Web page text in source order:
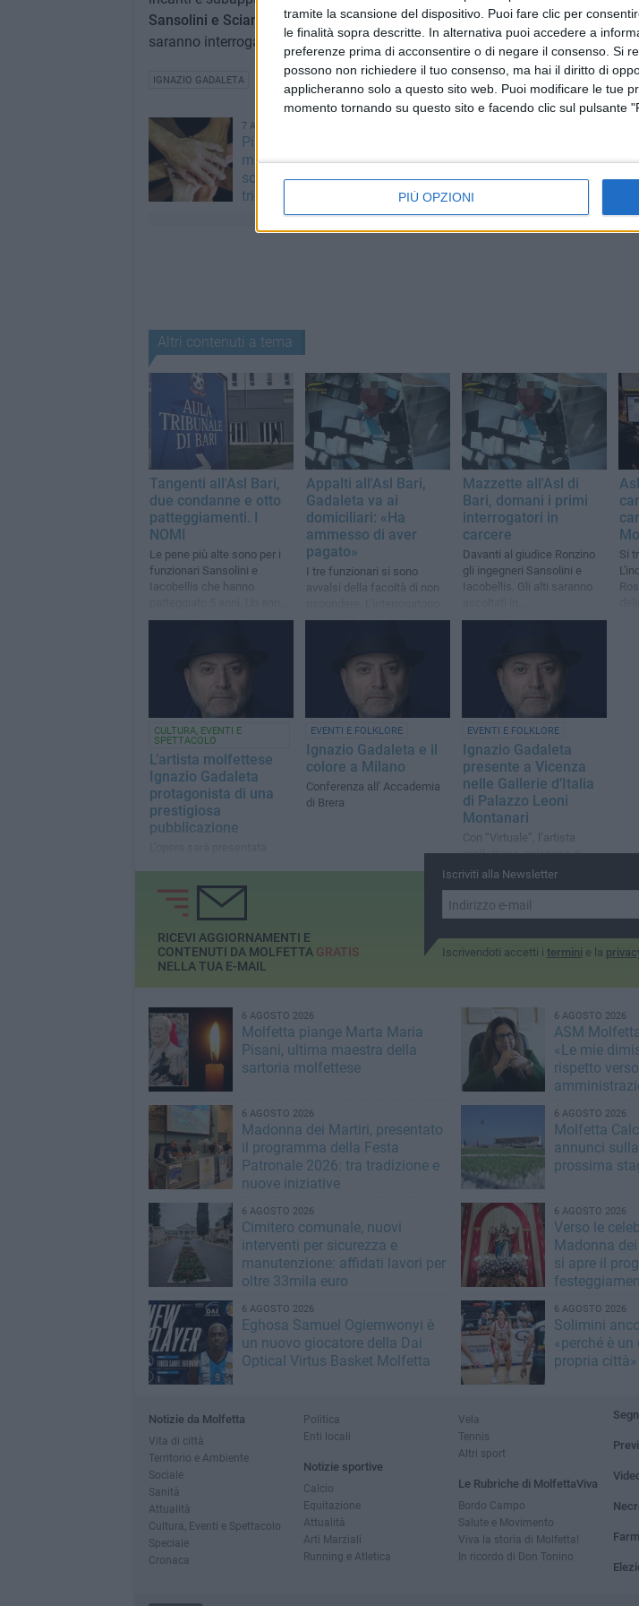
tramite la scansione del dispositivo. Puoi fare clic per
le finalità sopra descritte. In alternativa puoi accedere a
preferenze prima di acconsentire o di negare il consenso. Si
possono non richiedere il tuo consenso, ma hai il diritto di
applicheranno solo a questo sito web. Puoi modificare le tue
momento tornando su questo sito e facendo clic sul pulsante
PIÙ OPZIONI
Sansolini e Sciannimanicosi sono avvalsi della facoltà di non rispondere.
saranno interrogati lunedì prossimo.
IGNAZIO GADALETA
7 AGOSTO 2026
Piano Sociale di Zona, oltre 7
milioni di euro l'anno per i servizi
sociali: ecco le priorità del
triennio
bordo di un
del Gargano
Altri contenuti a tema
Tangenti all'Asl Bari,
due condanne e otto
patteggiamenti. I
NOMI
Le pene più alte sono per i
funzionari Sansolini e
Iacobellis che hanno
fa gli arresti
Appalti all'Asl Bari,
Gadaleta va ai
domiciliari: «Ha
ammesso di aver
pagato»
I tre funzionari si sono
avvalsi della facoltà di non
dei quattro indagati
fissato per lunedì
Mazzette all'Asl di
Bari, domani i primi
interrogatori in
carcere
Davanti al giudice Ronzino
gli ingegneri Sansolini e
Iacobellis. Gli alti saranno
videocollegamento
Si
CULTURA, EVENTI E
SPETTACOLO
L’artista molfettese
Ignazio Gadaleta
protagonista di una
prestigiosa
pubblicazione
EVENTI E FOLKLORE
Ignazio Gadaleta e il
colore a Milano
Conferenza all' Accademia
di Brera
EVENTI E FOLKLORE
Ignazio Gadaleta
presente a Vicenza
nelle Gallerie d’Italia
di Palazzo Leoni
Montanari
Con “Virtuale”, l’artista
molfettese, milanese di
adozione, racconta l’arte
Iscriviti alla Newsletter
Iscrivendoti accetti i termini e la
RICEVI AGGIORNAMENTI E
CONTENUTI DA MOLFETTA GRATIS
NELLA TUA E-MAIL
6 AGOSTO 2026
Molfetta piange Marta Maria
Pisani, ultima maestra della
sartoria molfettese
6 AGOSTO 2026
ASM
«Le mie
rispetto
6 AGOSTO 2026
Madonna dei Martiri, presentato
il programma della Festa
Patronale 2026: tra tradizione e
nuove iniziative
6 AGOSTO 2026
Molfetta
annunci
prossima
6 AGOSTO 2026
Cimitero comunale, nuovi
interventi per sicurezza e
manutenzione: affidati lavori per
oltre 33mila euro
6 AGOSTO 2026
Verso le
Madonna
si apre il
6 AGOSTO 2026
Eghosa Samuel Ogiemwonyi è
un nuovo giocatore della Dai
Optical Virtus Basket Molfetta
6 AGOSTO 2026
Solimini
«perché è
propria città»
Notizie da Molfetta
Vita di città
Territorio e Ambiente
Sociale
Sanità
Attualità
Cultura, Eventi e Spettacolo
Speciale
Cronaca
Politica
Enti locali
Notizie sportive
Calcio
Equitazione
Attualità
Arti Marziali
Running e Atletica
Vela
Tennis
Altri sport
Le Rubriche di MolfettaViva
Bordo Campo
Salute e Movimento
Viva la storia di Molfetta!
In ricordo di Don Tonino